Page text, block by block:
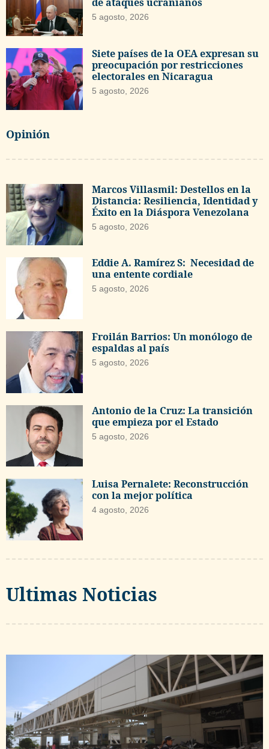
5 agosto, 2026
Siete países de la OEA expresan su
preocupación por restricciones
electorales en Nicaragua
5 agosto, 2026
Opinión
Marcos Villasmil: Destellos en la
Distancia: Resiliencia, Identidad y
Éxito en la Diáspora Venezolana
5 agosto, 2026
Eddie A. Ramírez S: Necesidad de
una entente cordiale
5 agosto, 2026
Froilán Barrios: Un monólogo de
espaldas al país
5 agosto, 2026
Antonio de la Cruz: La transición
que empieza por el Estado
5 agosto, 2026
Luisa Pernalete: Reconstrucción
con la mejor política
4 agosto, 2026
Ultimas Noticias